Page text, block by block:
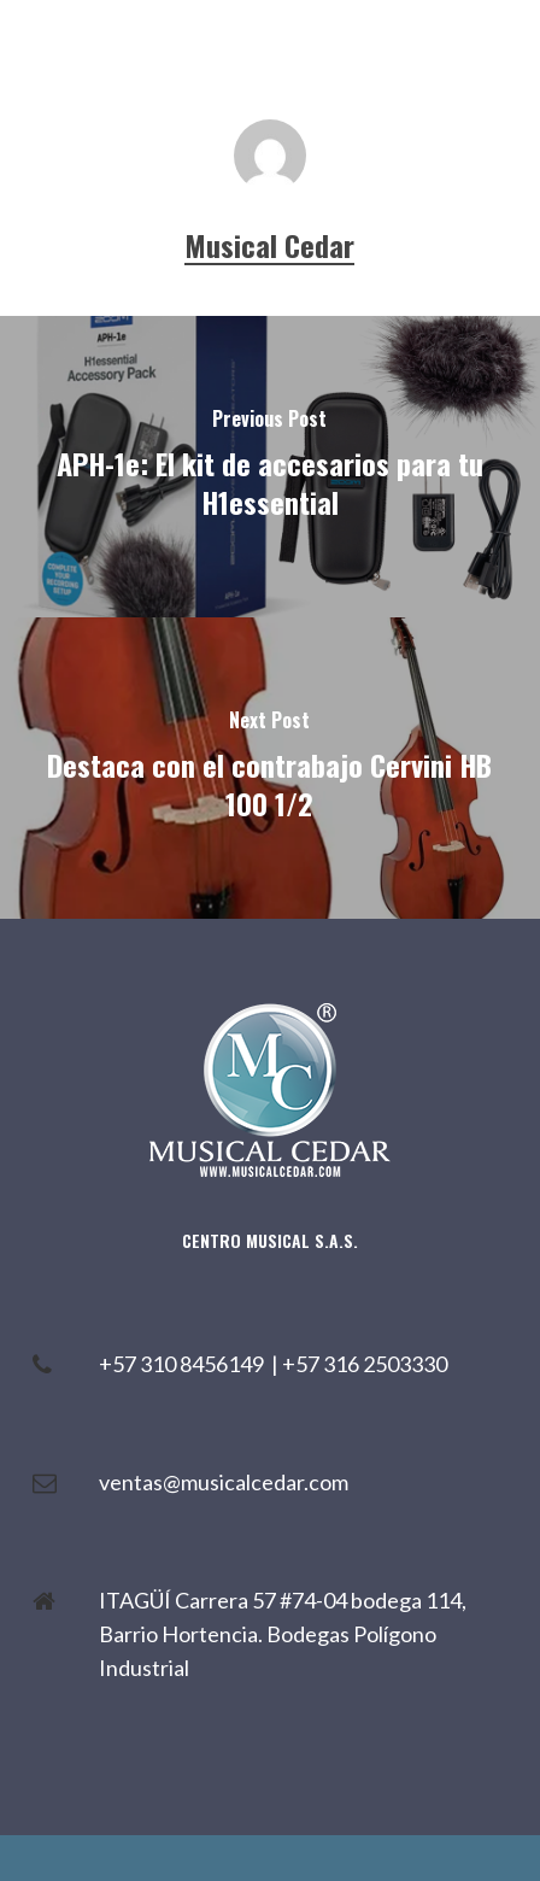
Musical Cedar
Previous Post
APH-1e: El kit de accesarios para tu
H1essential
Next Post
Destaca con el contrabajo Cervini HB
100 1/2
CENTRO MUSICAL S.A.S.
+57 310 8456149 | +57 316 2503330
ventas@musicalcedar.com
ITAGÜÍ Carrera 57 #74-04 bodega 114,
Barrio Hortencia. Bodegas Polígono
Industrial